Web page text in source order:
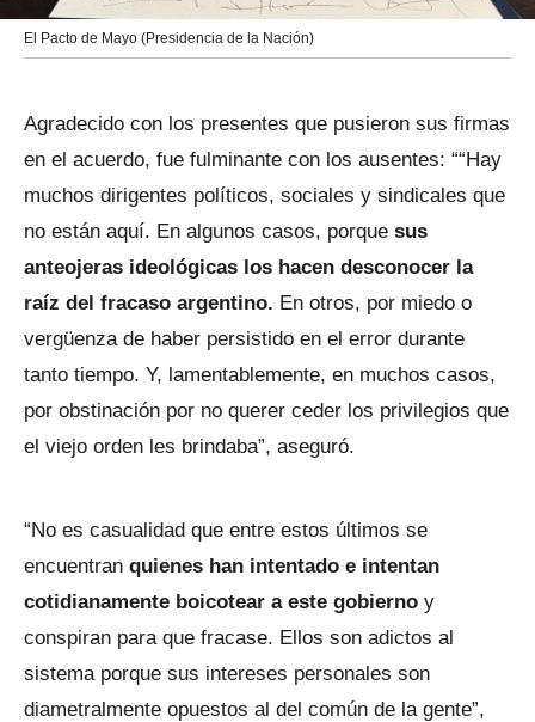
El Pacto de Mayo (Presidencia de la Nación)
Agradecido con los presentes que pusieron sus firmas
en el acuerdo, fue fulminante con los ausentes: ““Hay
muchos dirigentes políticos, sociales y sindicales que
no están aquí. En algunos casos, porque sus
anteojeras ideológicas los hacen desconocer la
raíz del fracaso argentino. En otros, por miedo o
vergüenza de haber persistido en el error durante
tanto tiempo. Y, lamentablemente, en muchos casos,
por obstinación por no querer ceder los privilegios que
el viejo orden les brindaba”, aseguró.
“No es casualidad que entre estos últimos se
encuentran quienes han intentado e intentan
cotidianamente boicotear a este gobierno y
conspiran para que fracase. Ellos son adictos al
sistema porque sus intereses personales son
diametralmente opuestos al del común de la gente”,